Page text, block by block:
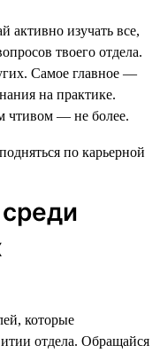
активно изучать все,
твоего отдела.
Самое главное —
на практике.
чтивом — не более.
которые
отдела. Обращайся